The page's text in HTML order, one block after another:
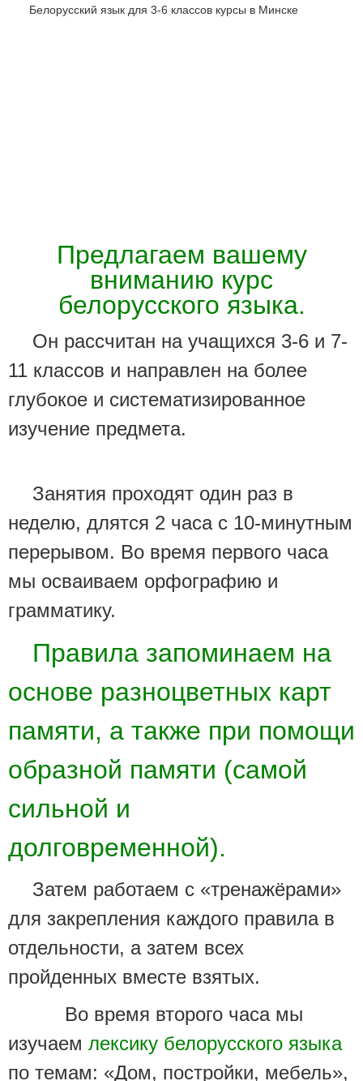
Белорусский язык для 3-6 классов курсы в Минске
Предлагаем вашему
вниманию курс
белорусского языка.
Он рассчитан на учащихся 3-6 и 7-
11 классов и направлен на более
глубокое и систематизированное
изучение предмета.
Занятия проходят один раз в
неделю, длятся 2 часа с 10-минутным
перерывом. Во время первого часа
мы осваиваем орфографию и
грамматику.
Правила запоминаем на
основе разноцветных карт
памяти, а также при помощи
образной памяти (самой
сильной и
долговременной).
Затем работаем с «тренажёрами»
для закрепления каждого правила в
отдельности, а затем всех
пройденных вместе взятых.
Во время второго часа мы
изучаем лексику белорусского языка
по темам: «Дом, постройки, мебель»,